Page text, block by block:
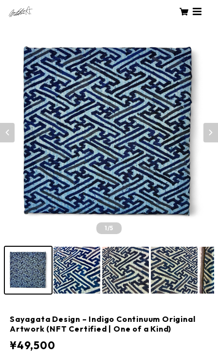
1/5
Sayagata Design – Indigo Continuum Original
Artwork (NFT Certified | One of a Kind)
¥49,500